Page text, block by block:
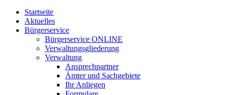
Startseite
Aktuelles
Bürgerservice
Bürgerservice ONLINE
Verwaltungsgliederung
Verwaltung
Ansprechpartner
Ämter und Sachgebiete
Ihr Anliegen